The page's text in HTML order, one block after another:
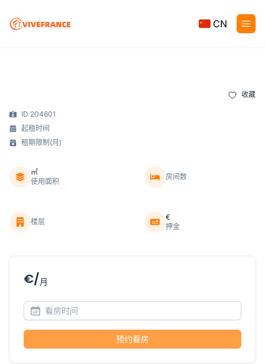
CN
收藏
ID 204601
起租时间
租期限制(月)
㎡
使用面积
房间数
楼层
€
押金
€/月
预约看房